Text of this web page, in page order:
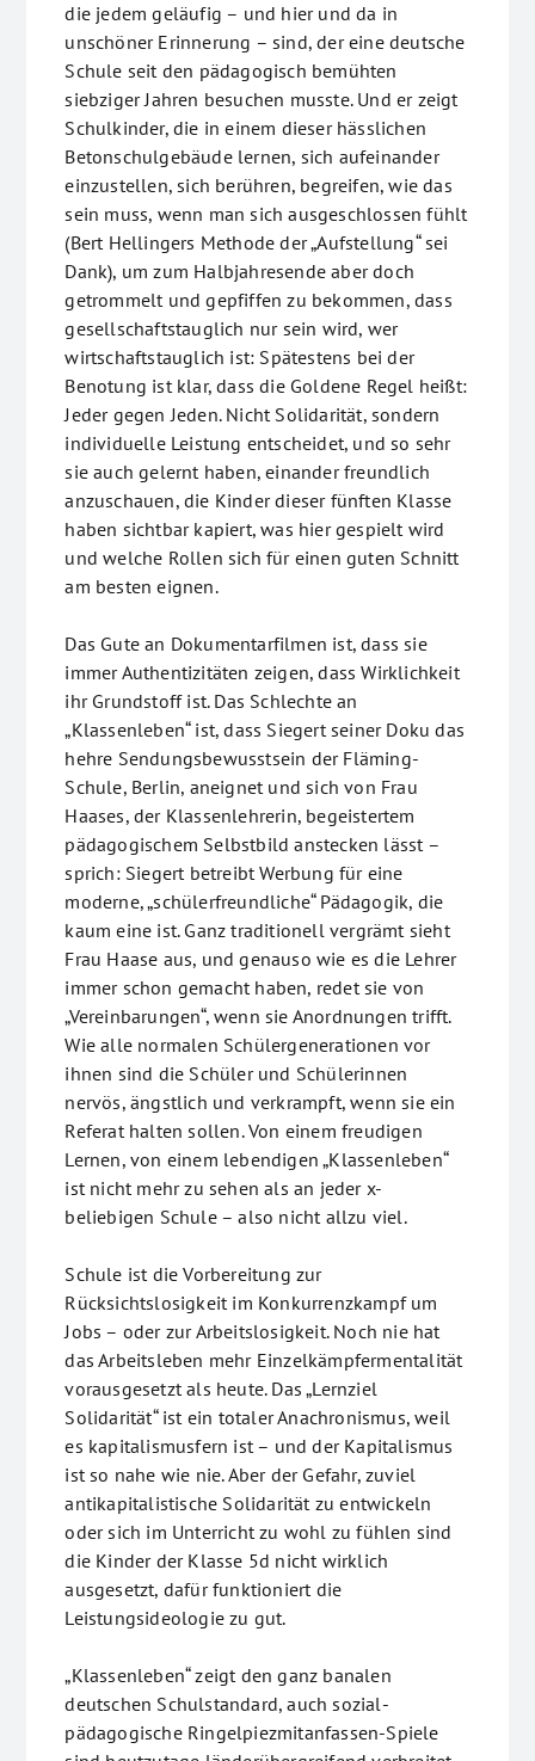
die jedem geläufig – und hier und da in
unschöner Erinnerung – sind, der eine deutsche
Schule seit den pädagogisch bemühten
siebziger Jahren besuchen musste. Und er zeigt
Schulkinder, die in einem dieser hässlichen
Betonschulgebäude lernen, sich aufeinander
einzustellen, sich berühren, begreifen, wie das
sein muss, wenn man sich ausgeschlossen fühlt
(Bert Hellingers Methode der „Aufstellung“ sei
Dank), um zum Halbjahresende aber doch
getrommelt und gepfiffen zu bekommen, dass
gesellschaftstauglich nur sein wird, wer
wirtschaftstauglich ist: Spätestens bei der
Benotung ist klar, dass die Goldene Regel heißt:
Jeder gegen Jeden. Nicht Solidarität, sondern
individuelle Leistung entscheidet, und so sehr
sie auch gelernt haben, einander freundlich
anzuschauen, die Kinder dieser fünften Klasse
haben sichtbar kapiert, was hier gespielt wird
und welche Rollen sich für einen guten Schnitt
am besten eignen.
Das Gute an Dokumentarfilmen ist, dass sie
immer Authentizitäten zeigen, dass Wirklichkeit
ihr Grundstoff ist. Das Schlechte an
„Klassenleben“ ist, dass Siegert seiner Doku das
hehre Sendungsbewusstsein der Fläming-
Schule, Berlin, aneignet und sich von Frau
Haases, der Klassenlehrerin, begeistertem
pädagogischem Selbstbild anstecken lässt –
sprich: Siegert betreibt Werbung für eine
moderne, „schülerfreundliche“ Pädagogik, die
kaum eine ist. Ganz traditionell vergrämt sieht
Frau Haase aus, und genauso wie es die Lehrer
immer schon gemacht haben, redet sie von
„Vereinbarungen“, wenn sie Anordnungen trifft.
Wie alle normalen Schülergenerationen vor
ihnen sind die Schüler und Schülerinnen
nervös, ängstlich und verkrampft, wenn sie ein
Referat halten sollen. Von einem freudigen
Lernen, von einem lebendigen „Klassenleben“
ist nicht mehr zu sehen als an jeder x-
beliebigen Schule – also nicht allzu viel.
Schule ist die Vorbereitung zur
Rücksichtslosigkeit im Konkurrenzkampf um
Jobs – oder zur Arbeitslosigkeit. Noch nie hat
das Arbeitsleben mehr Einzelkämpfermentalität
vorausgesetzt als heute. Das „Lernziel
Solidarität“ ist ein totaler Anachronismus, weil
es kapitalismusfern ist – und der Kapitalismus
ist so nahe wie nie. Aber der Gefahr, zuviel
antikapitalistische Solidarität zu entwickeln
oder sich im Unterricht zu wohl zu fühlen sind
die Kinder der Klasse 5d nicht wirklich
ausgesetzt, dafür funktioniert die
Leistungsideologie zu gut.
„Klassenleben“ zeigt den ganz banalen
deutschen Schulstandard, auch sozial-
pädagogische Ringelpiezmitanfassen-Spiele